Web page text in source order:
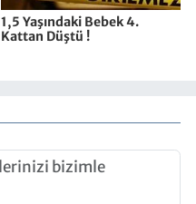
1,5 Yaşındaki Bebek 4.
Kattan Düştü !